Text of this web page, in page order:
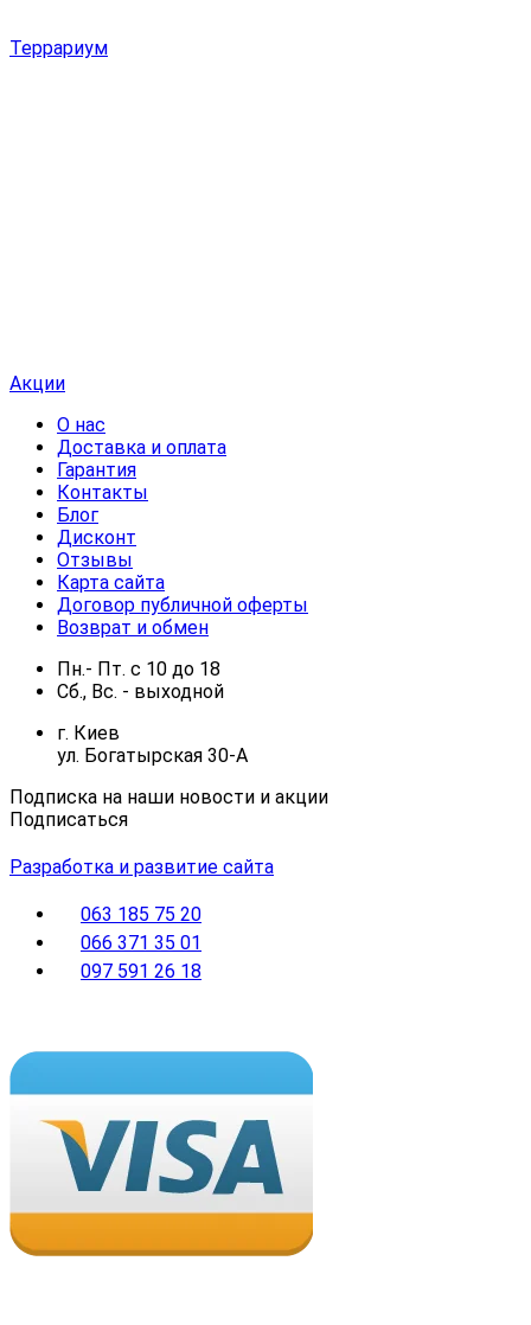
Террариум
Акции
О нас
Доставка и оплата
Гарантия
Контакты
Блог
Дисконт
Отзывы
Карта сайта
Договор публичной оферты
Возврат и обмен
Пн.- Пт. с 10 до 18
Сб., Вс. - выходной
г. Киев
ул. Богатырская 30-А
Подписка на наши новости и акции
Подписаться
Разработка и развитие сайта
063 185 75 20
066 371 35 01
097 591 26 18